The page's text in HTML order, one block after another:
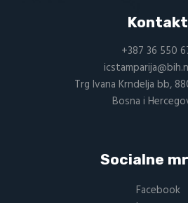
Kontakt
+387 36 550
Trg Ivana Krndelja bb,
Bosna i
Socialne
Facebook